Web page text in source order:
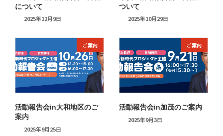
について
2025年12月9日
ついて
2025年10月29日
ご案内
活動報告会in大和地区のご
案内
2025年9月25日
ご案内
活動報告会in加茂のご案内
2025年9月3日